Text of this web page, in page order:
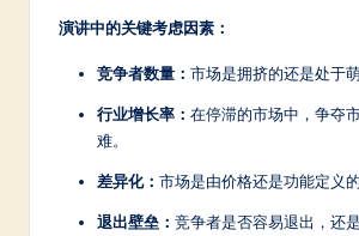
演讲中的关键考虑因素：
竞争者数量： 市场是拥挤的还是处于
行业增长率： 在停滞的市场中，争夺
难。
差异化： 市场是由价格还是功能定义
退出壁垒： 竞争者是否容易退出，还